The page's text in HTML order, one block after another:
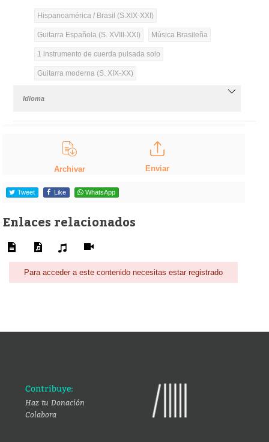
Hispanoamérica / Brasil (S.XIX-XXI)
Guitarra Española (S. XVIII-XXI) Música Brasileña
1 instrumento de cuerda pulsada solo
Guitarra moderna (S. XIX-XX)
Idioma
Archivar Enviar
Tweet Like WhatsApp
Enlaces relacionados
Para acceder a este contenido necesitas estar registrado
Contribuye:
Haz tu Donación
Colabora